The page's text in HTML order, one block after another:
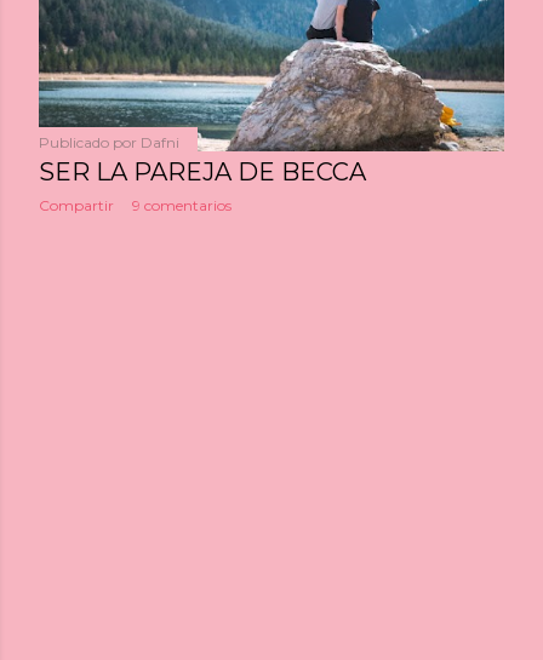
Publicado por Dafni
SER LA PAREJA DE BECCA
Compartir 9 comentarios